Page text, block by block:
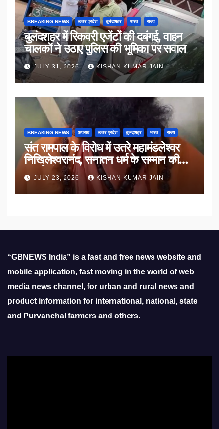
BREAKING NEWS उत्तर प्रदेश बुलंदशहर भारत राज्य
बुलंदशहर में रिकवरी एजेंटों की दबंगई, वाहन
चालकों ने उठाए पुलिस की भूमिका पर सवाल
JULY 31, 2026 KISHAN KUMAR JAIN
BREAKING NEWS अपराध उत्तर प्रदेश बुलंदशहर भारत राज्य
संत रामपाल के विरोध में उतरे महामंडलेश्वर
निखिलेश्वरानंद, सनातन धर्म के सम्मान की
उठाई मांग
JULY 23, 2026 KISHAN KUMAR JAIN
“GBNEWS India” is a fast and free news website and
mobile application, fast moving in the world of web
media news channel, for urban and rural news and
product information for international, national, state
and Purvanchal farmers and others.